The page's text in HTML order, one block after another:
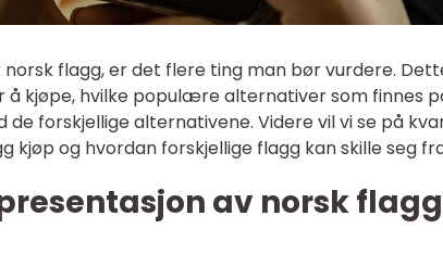
flagg, er det flere ting man bør vurdere.
å kjøpe, hvilke populære alternativer som finnes
forskjellige alternativene. Videre vil vi se på
kjøp og hvordan forskjellige flagg kan skille seg
av norsk